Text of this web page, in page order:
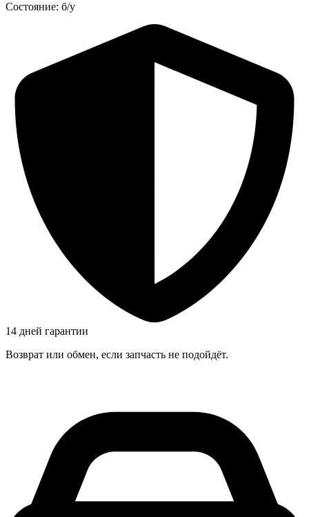
Состояние: б/у
14 дней гарантии
Возврат или обмен, если запчасть не подойдёт.